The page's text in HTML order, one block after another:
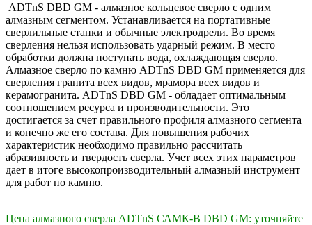
ADTnS DBD GM - алмазное кольцевое сверло с одним
алмазным сегментом. Устанавливается на портативные
сверлильные станки и обычные электродрели. Во время
сверления нельзя использовать ударный режим. В место
обработки должна поступать вода, охлаждающая сверло.
Алмазное сверло по камню ADTnS DBD GM применяется для
сверления гранита всех видов, мрамора всех видов и
керамогранита. ADTnS DBD GM - обладает оптимальным
соотношением ресурса и производительности. Это
достигается за счет правильного профиля алмазного сегмента
и конечно же его состава. Для повышения рабочих
характеристик необходимо правильно рассчитать
абразивность и твердость сверла. Учет всех этих параметров
дает в итоге высокопроизводительный алмазный инструмент
для работ по камню.
Цена алмазного сверла ADTnS САМК-B DBD GM: уточняйте